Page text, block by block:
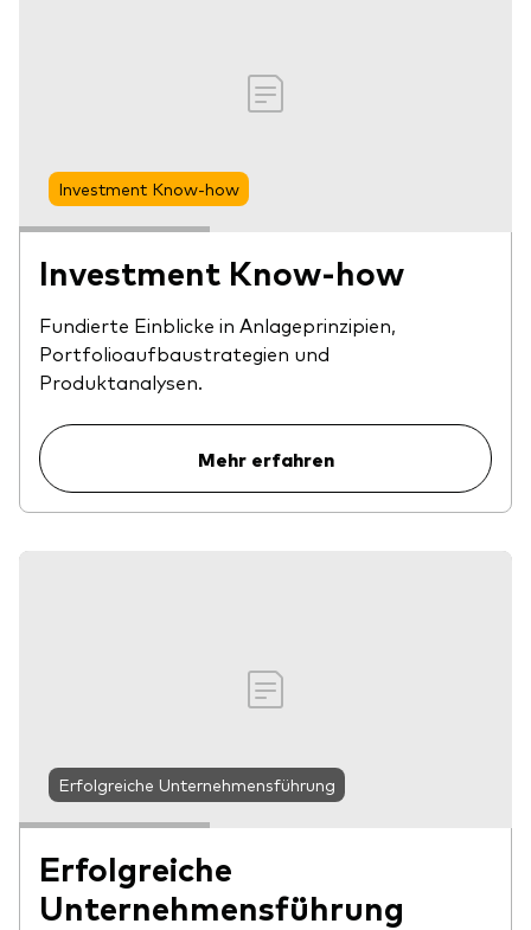
Investment Know-how
Investment Know-how
Fundierte Einblicke in Anlageprinzipien,
Portfolioaufbaustrategien und
Produktanalysen.
Mehr erfahren
Erfolgreiche Unternehmensführung
Erfolgreiche
Unternehmensführung